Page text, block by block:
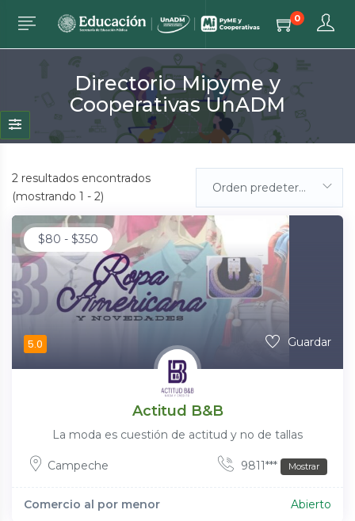
0
Directorio Mipyme y
Cooperativas UnADM
2 resultados encontrados
(mostrando 1 - 2)
Orden predeterminada
$80 - $350
5.0 Guardar
Actitud B&B
La moda es cuestión de actitud y no de tallas
Campeche 9811*** Mostrar
Comercio al por menor Abierto